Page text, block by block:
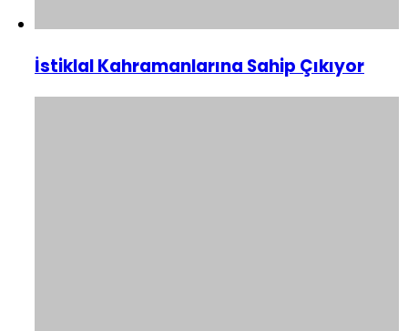
İstiklal Kahramanlarına Sahip Çıkıyor